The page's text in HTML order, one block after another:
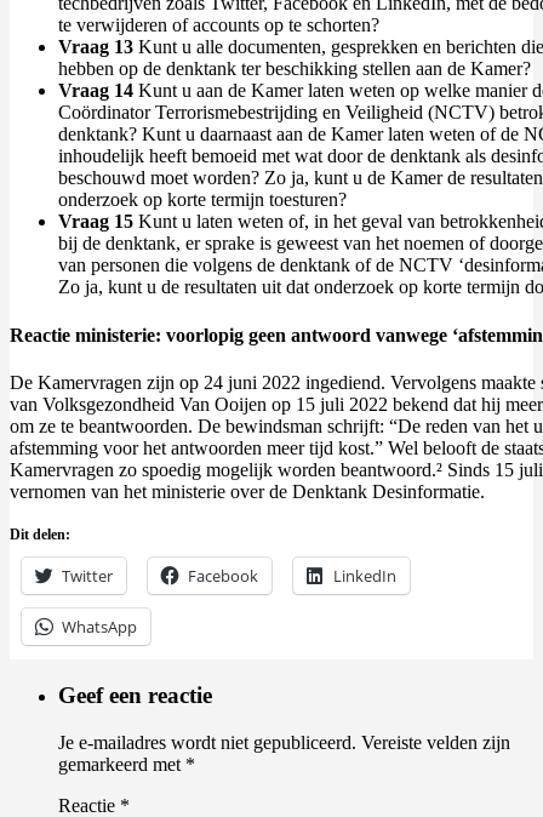
te verwijderen of accounts op te schorten?
Vraag 13 Kunt u alle documenten, gesprekken en berichten
hebben op de denktank ter beschikking stellen aan de Kamer?
Vraag 14 Kunt u aan de Kamer laten weten op welke manier
Coördinator Terrorismebestrijding en Veiligheid (NCTV)
denktank? Kunt u daarnaast aan de Kamer laten weten of de
inhoudelijk heeft bemoeid met wat door de denktank als
beschouwd moet worden? Zo ja, kunt u de Kamer de
onderzoek op korte termijn toesturen?
Vraag 15 Kunt u laten weten of, in het geval van
bij de denktank, er sprake is geweest van het noemen of
van personen die volgens de denktank of de NCTV
Zo ja, kunt u de resultaten uit dat onderzoek op korte termijn
Reactie ministerie: voorlopig geen antwoord vanwege
De Kamervragen zijn op 24 juni 2022 ingediend. Vervolgens maakte
van Volksgezondheid Van Ooijen op 15 juli 2022 bekend dat hij
om ze te beantwoorden. De bewindsman schrijft: “De reden van het
afstemming voor het antwoorden meer tijd kost.” Wel belooft de
Kamervragen zo spoedig mogelijk worden beantwoord.² Sinds 15
vernomen van het ministerie over de Denktank Desinformatie.
Dit delen:
Twitter Facebook LinkedIn
WhatsApp
Geef een reactie
Je e-mailadres wordt niet gepubliceerd. Vereiste velden zijn
gemarkeerd met *
Reactie *